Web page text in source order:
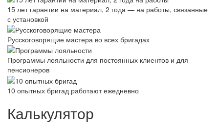
15 лет гарантии на материал, 2 года — на работы, связанные
с установкой
Русскоговорящие мастера во всех бригадах
Программы лояльности для постоянных клиентов и для
пенсионеров
10 опытных бригад работают ежедневно
Калькулятор